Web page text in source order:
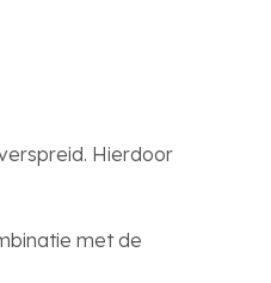
Hierdoor
met de